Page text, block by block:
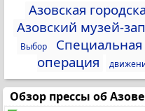
Азовская
Азовский музей-
Выбор
операция
Обзор прессы об Азове